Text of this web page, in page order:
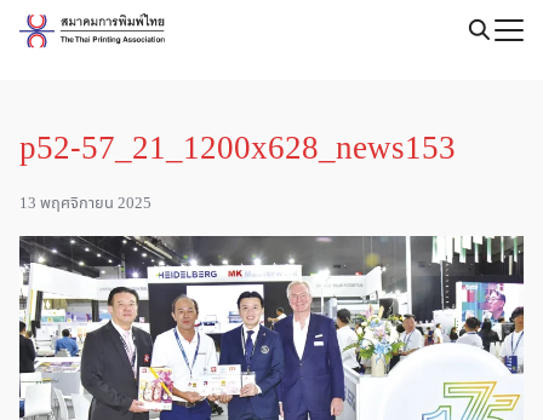
Skip
p52-57_21_1200x628_news153
13 พฤศจิกายน 2025